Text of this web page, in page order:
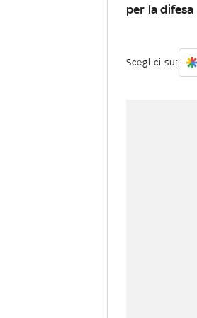
per la difesa
Sceglici su: